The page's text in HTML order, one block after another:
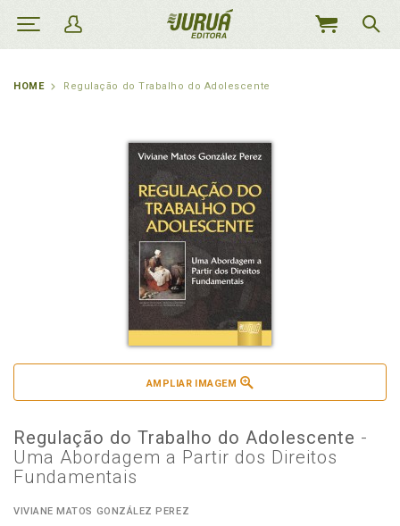
MEU
HOME Regulação do Trabalho do Adolescente
AMPLIAR IMAGEM
Regulação do Trabalho do Adolescente -
Uma Abordagem a Partir dos Direitos
Fundamentais
VIVIANE MATOS GONZÁLEZ PEREZ